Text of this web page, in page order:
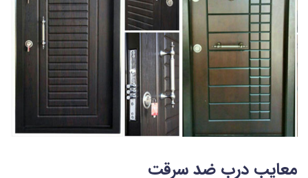
معایب درب ضد سرقت